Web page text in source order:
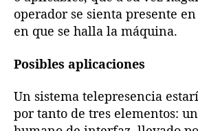
operador se sienta presente
en que se halla la máquina.
Posibles aplicaciones
Un sistema telepresencia
por tanto de tres elementos: